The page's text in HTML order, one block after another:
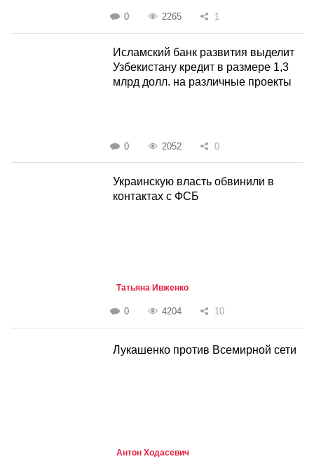
0 2265 1
Исламский банк развития выделит
Узбекистану кредит в размере 1,3
млрд долл. на различные проекты
0 2052 0
Украинскую власть обвинили в
контактах с ФСБ
Татьяна Ивженко
0 4204 10
Лукашенко против Всемирной сети
Антон Ходасевич